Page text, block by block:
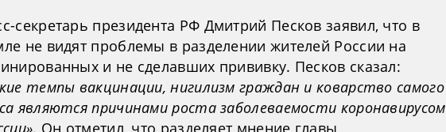
секретарь президента РФ Дмитрий Песков заявил, что в
не видят проблемы в разделении жителей России на
и не сделавших прививку. Песков сказал:
темпы вакцинации, нигилизм граждан и коварство самого
являются причинами роста заболеваемости коронавирусом